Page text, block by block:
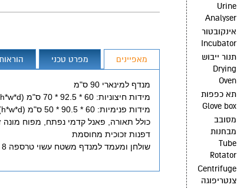
Urine
Analyser
אינקובטור
Incubator
תנור ייבוש
Drying
Oven
תא כפפות
Glove box
מסובב
מבחנות
Tube
Rotator
Centrifuge
צנטריפוגה
מאפיינים מפרט טכני
מנדף למינארי 90 ס"מ
מידות חיצוניות: 60 * 92.5 * 70 ס"מ (h*w*d) גובה לא כולל מפוח
מידות פנימיות: 60 * 90.5 * 50 ס"מ (h*w*d) גובה לא כולל מפוח
כולל תאורה, פאנל קדמי נפתח, מפוח מונה
דפנות זכוכית מחוסמת
שולחן ומעמד למנדף משטח עשוי טרספה 8 מ"מ